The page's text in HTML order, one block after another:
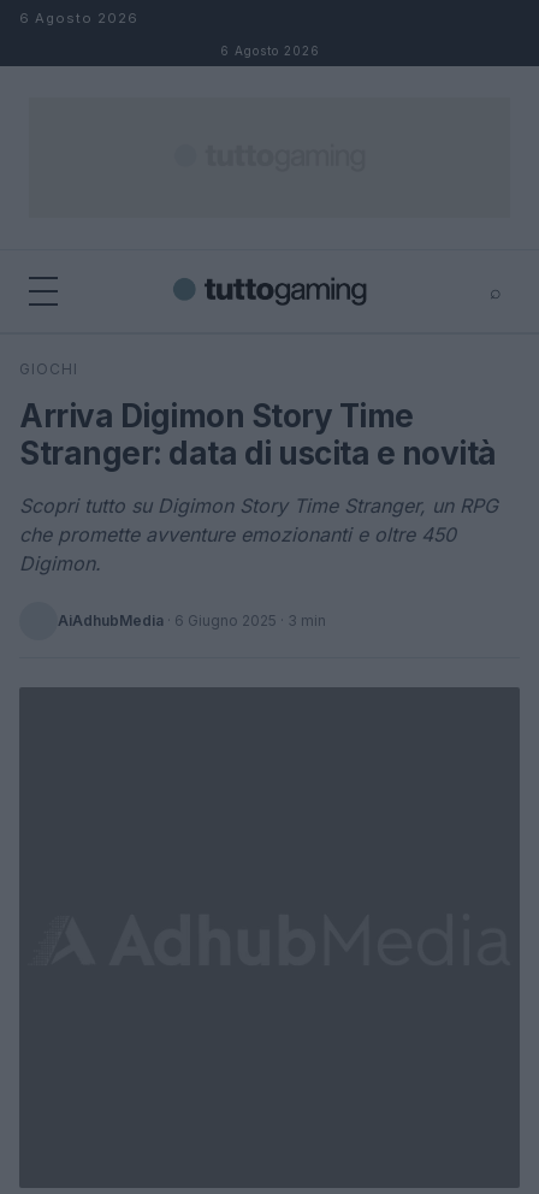
Salta al contenuto
6 Agosto 2026
6 Agosto 2026
⌕
Cerca
GIOCHI
Arriva Digimon Story Time
Stranger: data di uscita e novità
Scopri tutto su Digimon Story Time Stranger, un RPG
che promette avventure emozionanti e oltre 450
Digimon.
AiAdhubMedia · 6 Giugno 2025 · 3 min